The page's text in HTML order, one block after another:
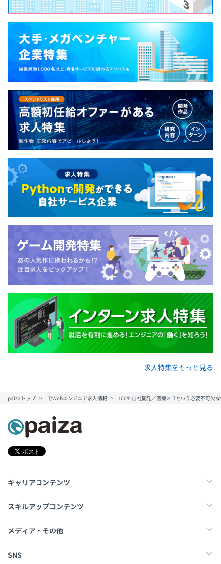
求人特集をもっと見る
paizaトップ IT/Webエンジニア求人情報 100％自社開発／医療×ITという必要不可欠
キャリアコンテンツ
転職・キャリア
スキルアップコンテンツ
学習
メディア・その他
Tech Team Journal
SNS